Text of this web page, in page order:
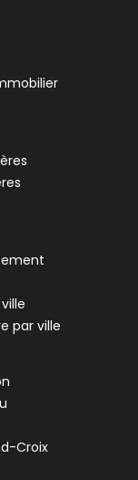
38370
• 107 m²
m² 3 pièces
• 61 m²
par ville
Croix